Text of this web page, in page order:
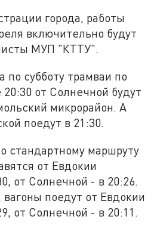
города, работы
включительно будут
МУП "КТТУ".
по субботу трамваи по
от Солнечной будут
микрорайон. А
поедут в 21:30.
стандартному маршруту
от Евдокии
от Солнечной - в 20:26.
вагоны поедут от Евдокии
от Солнечной - в 20:11.